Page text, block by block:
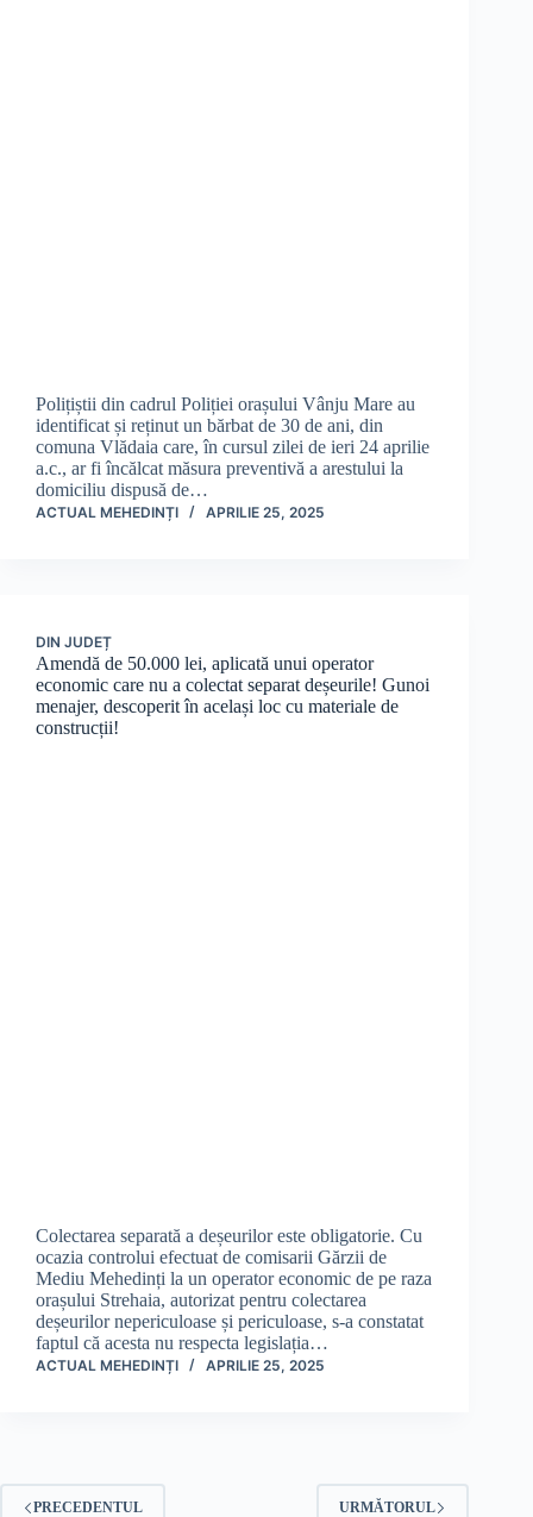
Polițiștii din cadrul Poliției orașului Vânju Mare au
identificat și reținut un bărbat de 30 de ani, din
comuna Vlădaia care, în cursul zilei de ieri 24 aprilie
a.c., ar fi încălcat măsura preventivă a arestului la
domiciliu dispusă de…
ACTUAL MEHEDINȚI APRILIE 25, 2025
DIN JUDEȚ
Amendă de 50.000 lei, aplicată unui operator
economic care nu a colectat separat deșeurile! Gunoi
menajer, descoperit în același loc cu materiale de
construcții!
Colectarea separată a deșeurilor este obligatorie. Cu
ocazia controlui efectuat de comisarii Gărzii de
Mediu Mehedinți la un operator economic de pe raza
orașului Strehaia, autorizat pentru colectarea
deșeurilor nepericuloase și periculoase, s-a constatat
faptul că acesta nu respecta legislația…
ACTUAL MEHEDINȚI APRILIE 25, 2025
PRECEDENTUL URMĂTORUL